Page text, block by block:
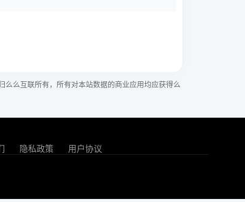
么互联所有，所有对本站数据的商业应用均应获得么
隐私政策 用户协议